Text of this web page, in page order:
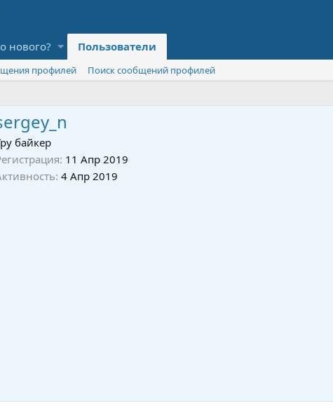
нового? Пользователи
профилей
Поиск сообщений профилей
байкер
11 Апр 2019
4 Апр 2019